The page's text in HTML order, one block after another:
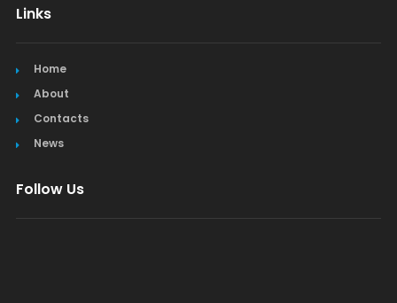
Links
Home
About
Contacts
News
Follow Us